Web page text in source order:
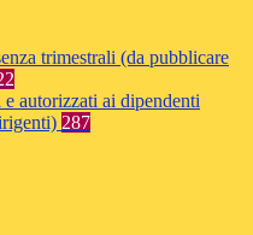
trimestrali (da pubblicare
autorizzati ai dipendenti
287